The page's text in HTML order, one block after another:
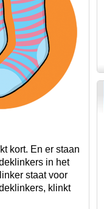
kort. En er staan
in het
staat voor
klinkt